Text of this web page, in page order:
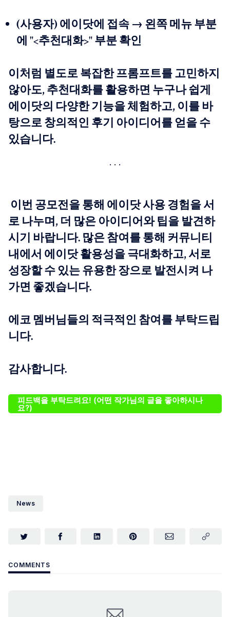
(사용자) 에이닷에 접속 → 왼쪽 메뉴 부분
에 "<추천대화>" 부분 확인
이처럼 별도로 복잡한 프롬프트를 고민하지
않아도, 추천대화를 활용하면 누구나 쉽게
에이닷의 다양한 기능을 체험하고, 이를 바
탕으로 창의적인 후기 아이디어를 얻을 수
있습니다.
이번 공모전을 통해 에이닷 사용 경험을 서
로 나누며, 더 많은 아이디어와 팁을 발견하
시기 바랍니다. 많은 참여를 통해 커뮤니티
내에서 에이닷 활용성을 극대화하고, 서로
성장할 수 있는 유용한 장으로 발전시켜 나
가면 좋겠습니다.
에코 멤버님들의 적극적인 참여를 부탁드립
니다.
감사합니다.
피드백을 부탁드려요! (어떤 작가님의 글을 좋아하시나
요?)
News
COMMENTS